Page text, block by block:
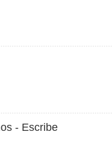
- Escribe